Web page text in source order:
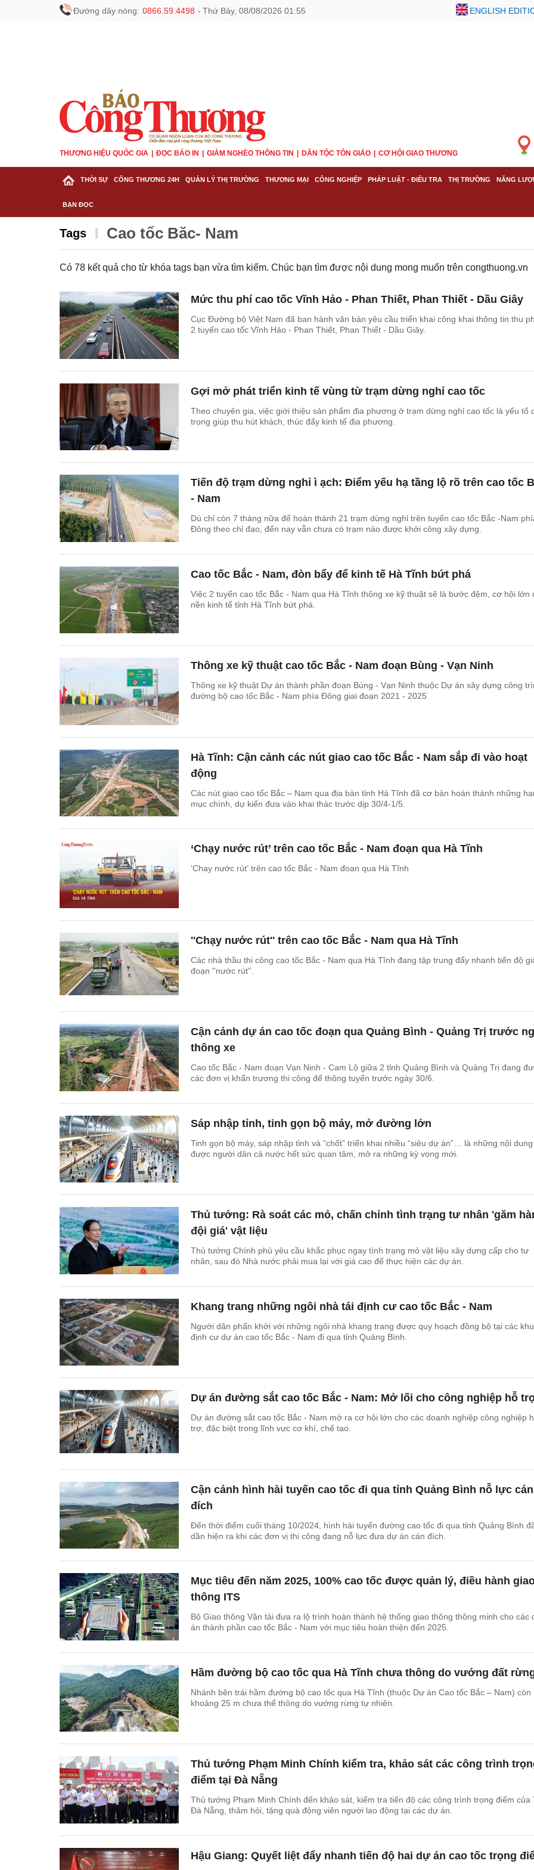
Đường dây nóng: 0866.59.4498 - Thứ Bảy, 08/08/2026 01:55 ENGLISH
THƯƠNG HIỆU QUỐC GIA ĐỌC BÁO IN GIẢM NGHÈO THÔNG TIN DÂN TỘC TÔN GIÁO CƠ HỘI GIAO THƯƠNG
THỜI SỰ CÔNG THƯƠNG 24H QUẢN LÝ THỊ TRƯỜNG THƯƠNG MẠI CÔNG NGHIỆP PHÁP LUẬT - ĐIỀU TRA THỊ TRƯỜNG NĂNG
BẠN ĐỌC
Tags Cao tốc Bắc- Nam
Có 78 kết quả cho từ khóa tags bạn vừa tìm kiếm. Chúc bạn tìm được nội dung mong muốn trên congthuong.vn
Mức thu phí cao tốc Vĩnh Hảo - Phan Thiết, Phan Thiết - Dầu Giây
Cục Đường bộ Việt Nam đã ban hành văn bản yêu cầu triển khai công khai thông tin thu
2 tuyến cao tốc Vĩnh Hảo - Phan Thiết, Phan Thiết - Dầu Giây.
Gợi mở phát triển kinh tế vùng từ trạm dừng nghỉ cao tốc
Theo chuyên gia, việc giới thiệu sản phẩm địa phương ở trạm dừng nghỉ cao tốc là yếu tố
trọng giúp thu hút khách, thúc đẩy kinh tế địa phương.
Tiến độ trạm dừng nghỉ ì ạch: Điểm yếu hạ tầng lộ rõ trên cao tốc
- Nam
Dù chỉ còn 7 tháng nữa để hoàn thành 21 trạm dừng nghỉ trên tuyến cao tốc Bắc -Nam
Đông theo chỉ đạo, đến nay vẫn chưa có trạm nào được khởi công xây dựng.
Cao tốc Bắc - Nam, đòn bẩy để kinh tế Hà Tĩnh bứt phá
Việc 2 tuyến cao tốc Bắc - Nam qua Hà Tĩnh thông xe kỹ thuật sẽ là bước đệm, cơ hội lớn
nền kinh tế tỉnh Hà Tĩnh bứt phá.
Thông xe kỹ thuật cao tốc Bắc - Nam đoạn Bùng - Vạn Ninh
Thông xe kỹ thuật Dự án thành phần đoạn Bùng - Vạn Ninh thuộc Dự án xây dựng công
đường bộ cao tốc Bắc - Nam phía Đông giai đoạn 2021 - 2025
Hà Tĩnh: Cận cảnh các nút giao cao tốc Bắc - Nam sắp đi vào hoạt
động
Các nút giao cao tốc Bắc – Nam qua địa bàn tỉnh Hà Tĩnh đã cơ bản hoàn thành những
mục chính, dự kiến đưa vào khai thác trước dịp 30/4-1/5.
‘Chạy nước rút’ trên cao tốc Bắc - Nam đoạn qua Hà Tĩnh
‘Chạy nước rút’ trên cao tốc Bắc - Nam đoạn qua Hà Tĩnh
''Chạy nước rút'' trên cao tốc Bắc - Nam qua Hà Tĩnh
Các nhà thầu thi công cao tốc Bắc - Nam qua Hà Tĩnh đang tập trung đẩy nhanh tiến độ
đoạn ''nước rút''.
Cận cảnh dự án cao tốc đoạn qua Quảng Bình - Quảng Trị trước
thông xe
Cao tốc Bắc - Nam đoạn Vạn Ninh - Cam Lộ giữa 2 tỉnh Quảng Bình và Quảng Trị đang
các đơn vị khẩn trương thi công để thông tuyến trước ngày 30/6.
Sáp nhập tỉnh, tinh gọn bộ máy, mở đường lớn
Tinh gọn bộ máy, sáp nhập tỉnh và “chốt” triển khai nhiều “siêu dự án”… là những nội dung
được người dân cả nước hết sức quan tâm, mở ra những kỳ vọng mới.
Thủ tướng: Rà soát các mỏ, chấn chỉnh tình trạng tư nhân 'găm
đội giá' vật liệu
Thủ tướng Chính phủ yêu cầu khắc phục ngay tình trạng mỏ vật liệu xây dựng cấp cho tư
nhân, sau đó Nhà nước phải mua lại với giá cao để thực hiện các dự án.
Khang trang những ngôi nhà tái định cư cao tốc Bắc - Nam
Người dân phấn khởi với những ngôi nhà khang trang được quy hoạch đồng bộ tại các
định cư dự án cao tốc Bắc - Nam đi qua tỉnh Quảng Bình.
Dự án đường sắt cao tốc Bắc - Nam: Mở lối cho công nghiệp hỗ
Dự án đường sắt cao tốc Bắc - Nam mở ra cơ hội lớn cho các doanh nghiệp công nghiệp
trợ, đặc biệt trong lĩnh vực cơ khí, chế tạo.
Cận cảnh hình hài tuyến cao tốc đi qua tỉnh Quảng Bình nỗ lực cán
đích
Đến thời điểm cuối tháng 10/2024, hình hài tuyến đường cao tốc đi qua tỉnh Quảng Bình
dần hiện ra khi các đơn vị thi công đang nỗ lực đưa dự án cán đích.
Mục tiêu đến năm 2025, 100% cao tốc được quản lý, điều hành
thông ITS
Bộ Giao thông Vận tải đưa ra lộ trình hoàn thành hệ thống giao thông thông minh cho các
án thành phần cao tốc Bắc - Nam với mục tiêu hoàn thiện đến 2025.
Hầm đường bộ cao tốc qua Hà Tĩnh chưa thông do vướng đất
Nhánh bên trái hầm đường bộ cao tốc qua Hà Tĩnh (thuộc Dự án Cao tốc Bắc – Nam) còn
khoảng 25 m chưa thể thông do vướng rừng tự nhiên.
Thủ tướng Phạm Minh Chính kiểm tra, khảo sát các công trình
điểm tại Đà Nẵng
Thủ tướng Phạm Minh Chính đến khảo sát, kiểm tra tiến độ các công trình trọng điểm của
Đà Nẵng, thăm hỏi, tặng quà động viên người lao động tại các dự án.
Hậu Giang: Quyết liệt đẩy nhanh tiến độ hai dự án cao tốc trọng